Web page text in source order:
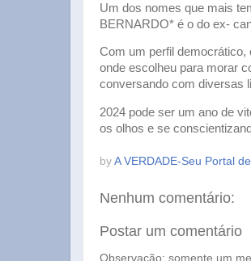
Um dos nomes que mais
BERNARDO* é o do ex-
Com um perfil democrático,
onde escolheu para morar
conversando com diversas
2024 pode ser um ano de
os olhos e se
by A VERDADE-Seu Portal
Nenhum comentário:
Postar um comentário
Observação: somente um